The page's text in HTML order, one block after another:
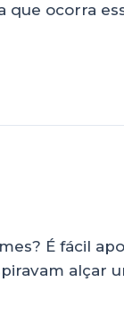
que ocorra
É fácil
alçar